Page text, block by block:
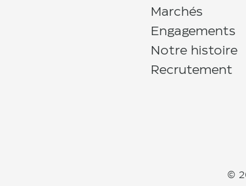
©
Recrutement
Notre histoire
Engagements
Marchés